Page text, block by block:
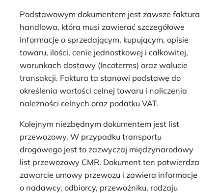
Podstawowym dokumentem jest zawsze faktura
handlowa, która musi zawierać szczegółowe
informacje o sprzedającym, kupującym, opisie
towaru, ilości, cenie jednostkowej i całkowitej,
warunkach dostawy (Incoterms) oraz walucie
transakcji. Faktura ta stanowi podstawę do
określenia wartości celnej towaru i naliczenia
należności celnych oraz podatku VAT.
Kolejnym niezbędnym dokumentem jest list
przewozowy. W przypadku transportu
drogowego jest to zazwyczaj międzynarodowy
list przewozowy CMR. Dokument ten potwierdza
zawarcie umowy przewozu i zawiera informacje
o nadawcy, odbiorcy, przewoźniku, rodzaju